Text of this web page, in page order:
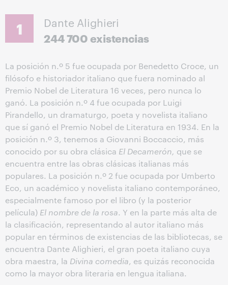
1
Dante Alighieri
244 700 existencias
La posición n.º 5 fue ocupada por Benedetto Croce, un
filósofo e historiador italiano que fuera nominado al
Premio Nobel de Literatura 16 veces, pero nunca lo
ganó. La posición n.º 4 fue ocupada por Luigi
Pirandello, un dramaturgo, poeta y novelista italiano
que sí ganó el Premio Nobel de Literatura en 1934. En la
posición n.º 3, tenemos a Giovanni Boccaccio, más
conocido por su obra clásica El Decamerón, que se
encuentra entre las obras clásicas italianas más
populares. La posición n.º 2 fue ocupada por Umberto
Eco, un académico y novelista italiano contemporáneo,
especialmente famoso por el libro (y la posterior
película) El nombre de la rosa. Y en la parte más alta de
la clasificación, representando al autor italiano más
popular en términos de existencias de las bibliotecas, se
encuentra Dante Alighieri, el gran poeta italiano cuya
obra maestra, la Divina comedia, es quizás reconocida
como la mayor obra literaria en lengua italiana.